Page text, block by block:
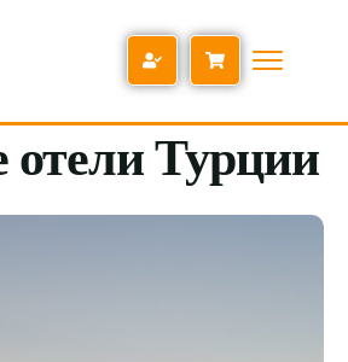
Турции